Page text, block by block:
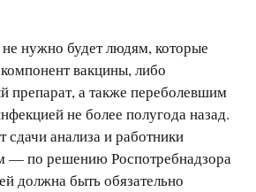
нужно будет людям, которые
вакцины, либо
препарат, а также переболевшим
не более полугода назад.
анализа и работники
— по решению Роспотребнадзора
должна быть обязательно